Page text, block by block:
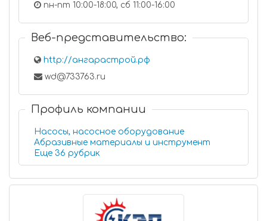
пн-пт 10:00-18:00, сб 11:00-16:00
Веб-представительство:
http://ангарастрой.рф
wd@733763.ru
Профиль компании
Насосы, насосное оборудование
Абразивные материалы и инструмент
Еще 36 рубрик